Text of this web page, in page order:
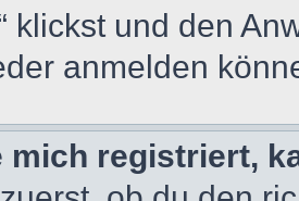
klickst und den
anmelden
mich registriert,